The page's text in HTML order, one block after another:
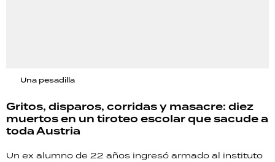
Una pesadilla
Gritos, disparos, corridas y masacre: diez
muertos en un tiroteo escolar que sacude a
toda Austria
Un ex alumno de 22 años ingresó armado al instituto